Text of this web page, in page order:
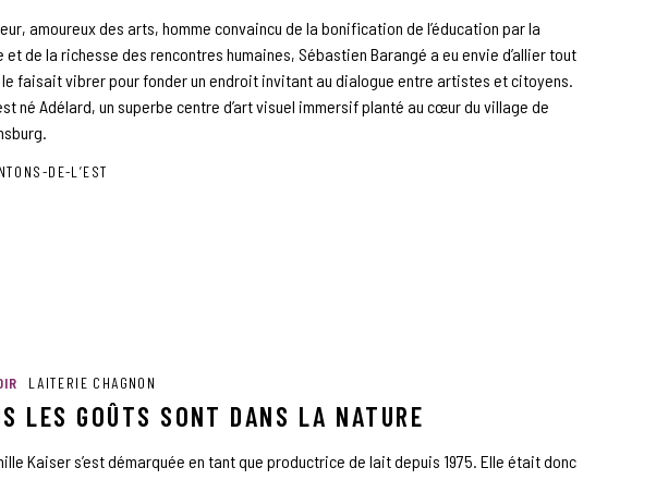
amoureux des arts, homme convaincu de la bonification de l’éducation par la
et de la richesse des rencontres humaines, Sébastien Barangé a eu envie d’allier tout
faisait vibrer pour fonder un endroit invitant au dialogue entre artistes et citoyens.
né Adélard, un superbe centre d’art visuel immersif planté au cœur du village de
DE-L’EST
LAITERIE CHAGNON
LES GOÛTS SONT DANS LA NATURE
Kaiser s’est démarquée en tant que productrice de lait depuis 1975. Elle était donc